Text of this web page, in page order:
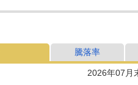
騰落率
2026年07月